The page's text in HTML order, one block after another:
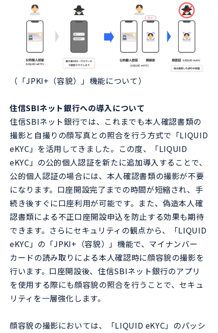
（「JPKI+（容貌）」機能について）
住信SBIネット銀行への導入について
住信SBIネット銀行では、これまでも本人確認書類の
撮影と自撮りの顔写真との照合を行う方式で「LIQUID
eKYC」を活用してきました。この度、「LIQUID
eKYC」の公的個人認証を新たに追加導入することで、
公的個人認証の場合には、本人確認書類の撮影が不要
になります。口座開設完了までの時間が短縮され、手
続き後すぐに口座利用が可能です。また、偽造本人確
認書類による不正口座開設申込を防止する効果も期待
できます。さらにセキュリティの観点から、「LIQUID
eKYC」の「JPKI+（容貌）」機能で、マイナンバー
カードの読み取りによる本人確認時に顔容貌の撮影を
行います。口座開設後、住信SBIネット銀行のアプリ
を使用する際にも顔容貌の照合を行うことで、セキュ
リティを一層強化します。
顔容貌の撮影においては、「LIQUID eKYC」のパッシ